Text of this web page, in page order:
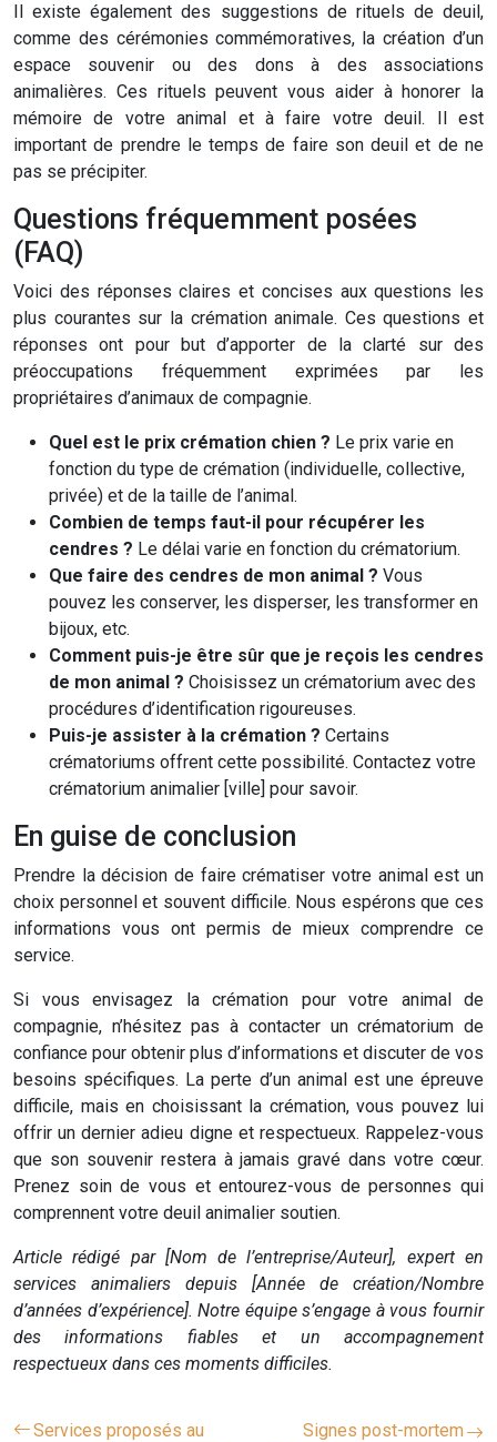
Il existe également des suggestions de rituels de deuil,
comme des cérémonies commémoratives, la création d’un
espace souvenir ou des dons à des associations
animalières. Ces rituels peuvent vous aider à honorer la
mémoire de votre animal et à faire votre deuil. Il est
important de prendre le temps de faire son deuil et de ne
pas se précipiter.
Questions fréquemment posées
(FAQ)
Voici des réponses claires et concises aux questions les
plus courantes sur la crémation animale. Ces questions et
réponses ont pour but d’apporter de la clarté sur des
préoccupations fréquemment exprimées par les
propriétaires d’animaux de compagnie.
Quel est le prix crémation chien ? Le prix varie en
fonction du type de crémation (individuelle, collective,
privée) et de la taille de l’animal.
Combien de temps faut-il pour récupérer les
cendres ? Le délai varie en fonction du crématorium.
Que faire des cendres de mon animal ? Vous
pouvez les conserver, les disperser, les transformer en
bijoux, etc.
Comment puis-je être sûr que je reçois les cendres
de mon animal ? Choisissez un crématorium avec des
procédures d’identification rigoureuses.
Puis-je assister à la crémation ? Certains
crématoriums offrent cette possibilité. Contactez votre
crématorium animalier [ville] pour savoir.
En guise de conclusion
Prendre la décision de faire crématiser votre animal est un
choix personnel et souvent difficile. Nous espérons que ces
informations vous ont permis de mieux comprendre ce
service.
Si vous envisagez la crémation pour votre animal de
compagnie, n’hésitez pas à contacter un crématorium de
confiance pour obtenir plus d’informations et discuter de vos
besoins spécifiques. La perte d’un animal est une épreuve
difficile, mais en choisissant la crémation, vous pouvez lui
offrir un dernier adieu digne et respectueux. Rappelez-vous
que son souvenir restera à jamais gravé dans votre cœur.
Prenez soin de vous et entourez-vous de personnes qui
comprennent votre deuil animalier soutien.
Article rédigé par [Nom de l’entreprise/Auteur], expert en
services animaliers depuis [Année de création/Nombre
d’années d’expérience]. Notre équipe s’engage à vous fournir
des informations fiables et un accompagnement
respectueux dans ces moments difficiles.
Services proposés au
Signes post-mortem